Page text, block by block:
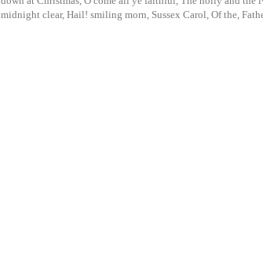
midnight clear, Hail! smiling morn, Sussex Carol, Of the,